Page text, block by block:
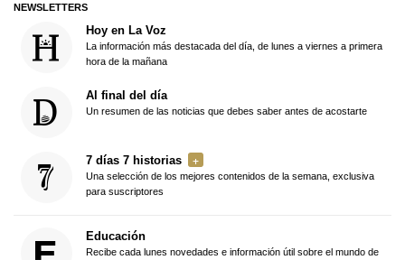
NEWSLETTERS
Hoy en La Voz
La información más destacada del día, de lunes a viernes a primera
hora de la mañana
Al final del día
Un resumen de las noticias que debes saber antes de acostarte
7 días 7 historias
Una selección de los mejores contenidos de la semana, exclusiva
para suscriptores
Educación
Recibe cada lunes novedades e información útil sobre el mundo de